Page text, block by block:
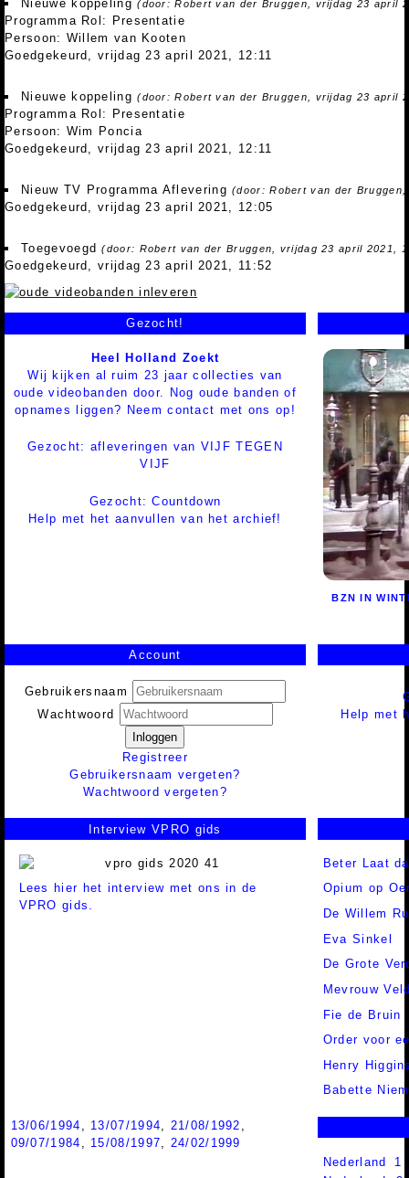
Nieuwe koppeling(door: Robert van der Bruggen, vrijdag 23 april
Programma Rol: Presentatie
Persoon: Willem van Kooten
Goedgekeurd, vrijdag 23 april 2021, 12:11
Nieuwe koppeling(door: Robert van der Bruggen, vrijdag 23 april
Programma Rol: Presentatie
Persoon: Wim Poncia
Goedgekeurd, vrijdag 23 april 2021, 12:11
Nieuw TV Programma Aflevering(door: Robert van der
Goedgekeurd, vrijdag 23 april 2021, 12:05
Toegevoegd(door: Robert van der Bruggen, vrijdag 23 april 2021,
Goedgekeurd, vrijdag 23 april 2021, 11:52
Gezocht!
Heel Holland Zoekt
Wij kijken al ruim 23 jaar collecties van
oude videobanden door. Nog oude banden of
opnames liggen? Neem contact met ons op!
Gezocht: afleveringen van VIJF TEGEN
VIJF
Gezocht: Countdown
Help met het aanvullen van het archief!
BZN IN
Account
Gebruikersnaam
Wachtwoord
Inloggen
Registreer
Gebruikersnaam vergeten?
Wachtwoord vergeten?
Help met
Interview VPRO gids
Lees hier het interview met ons in de
VPRO gids.
Beter Laat
Opium op
De Willem
Eva Sinkel
De Grote
Mevrouw
Fie de Bruin
Order voor
Henry
Babette
13/06/1994 13/07/1994 21/08/1992
09/07/1984
15/08/1997
24/02/1999
Nederland